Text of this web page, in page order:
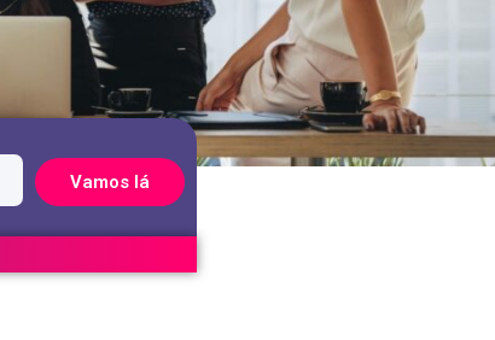
Vamos lá